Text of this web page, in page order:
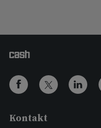
Kontakt